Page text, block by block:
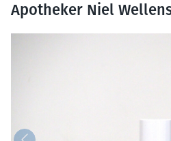
Apotheker Niel